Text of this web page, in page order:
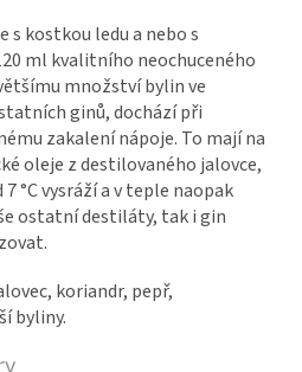
s kostkou ledu a nebo s
ml kvalitního neochuceného
množství bylin ve
ginů, dochází při
zakalení nápoje. To mají na
oleje z destilovaného jalovce,
°C vysráží a v teple naopak
ostatní destiláty, tak i gin
koriandr, pepř,
byliny.